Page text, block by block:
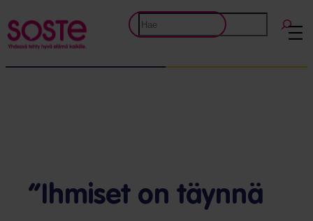
Etsi
”Ihmiset on täynnä